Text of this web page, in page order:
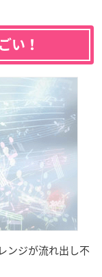
い！
ンジが流れ出し不